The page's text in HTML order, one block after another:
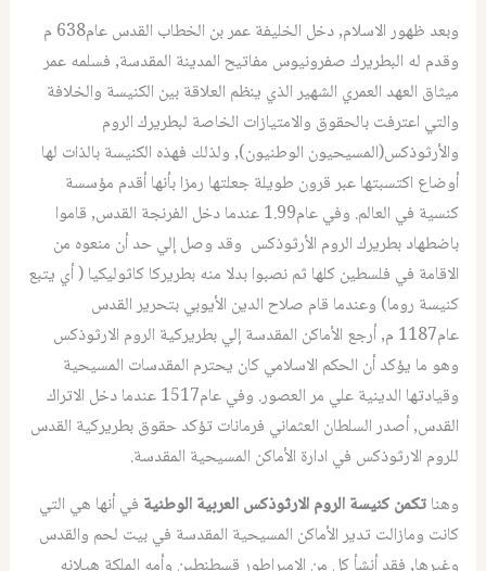
وبعد ظهور الاسلام‏,‏ دخل الخليفة عمر بن الخطاب القدس عام‏638‏ م
وقدم له البطريرك صفرونيوس مفاتيح المدينة المقدسة‏,‏ فسلمه عمر
ميثاق العهد العمري الشهير الذي ينظم العلاقة بين الكنيسة والخلافة
والتي اعترفت بالحقوق والامتيازات الخاصة لبطريرك الروم
والأرثوذكس(المسيحيون الوطنيون)‏,‏ ولذلك فهذه الكنيسة بالذات لها
أوضاع اكتسبتها عبر قرون طويلة جعلتها رمزا بأنها أقدم مؤسسة
كنسية في العالم‏.‏ وفي عام‏1.99‏ عندما دخل الفرنجة القدس‏,‏ قاموا
باضطهاد بطريرك الروم الأرثوذكس وقد وصل إلي حد أن منعوه من
الاقامة في فلسطين كلها ثم نصبوا بدلا منه بطريركا كاثوليكيا‏ (‏ أي يتبع
كنيسة روما‏)‏ وعندما قام صلاح الدين الأيوبي بتحرير القدس
عام‏1187‏ م‏,‏ أرجع الأماكن المقدسة إلي بطريركية الروم الارثوذكس
وهو ما يؤكد أن الحكم الاسلامي كان يحترم المقدسات المسيحية
وقيادتها الدينية علي مر العصور‏.‏ وفي عام‏1517‏ عندما دخل الاتراك
القدس‏,‏ أصدر السلطان العثماني فرمانات تؤكد حقوق بطريركية القدس
للروم الارثوذكس في ادارة الأماكن المسيحية المقدسة‏.‏
وهناتكمن كنيسة الروم الارثوذكس العربية الوطنية في أنها هي التي
كانت ومازالت تدير الأماكن المسيحية المقدسة في بيت لحم والقدس